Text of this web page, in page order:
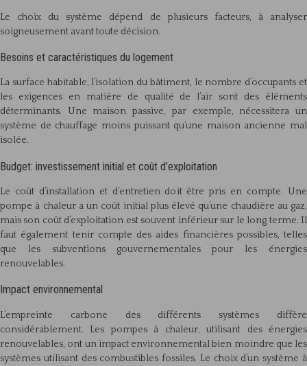
Le choix du système dépend de plusieurs facteurs, à analyser
soigneusement avant toute décision.
Besoins et caractéristiques du logement
La surface habitable, l’isolation du bâtiment, le nombre d’occupants et
les exigences en matière de qualité de l’air sont des éléments
déterminants. Une maison passive, par exemple, nécessitera un
système de chauffage moins puissant qu’une maison ancienne mal
isolée.
Budget: investissement initial et coût d’exploitation
Le coût d’installation et d’entretien doit être pris en compte. Une
pompe à chaleur a un coût initial plus élevé qu’une chaudière au gaz,
mais son coût d’exploitation est souvent inférieur sur le long terme. Il
faut également tenir compte des aides financières possibles, telles
que les subventions gouvernementales pour les énergies
renouvelables.
Impact environnemental
L’empreinte carbone des différents systèmes diffère
considérablement. Les pompes à chaleur, utilisant des énergies
renouvelables, ont un impact environnemental bien moindre que les
systèmes utilisant des combustibles fossiles. Le choix d’un système à